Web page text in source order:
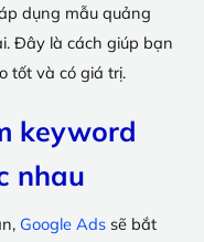
dụng mẫu quảng
Đây là cách giúp bạn
tốt và có giá trị.
keyword
nhau
Google Ads sẽ bắt